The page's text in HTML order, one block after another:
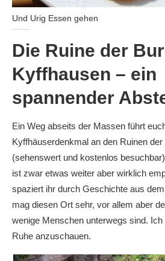
Und Urig Essen gehen
Die Ruine der
Kyffhausen – ein
spannender
Ein Weg abseits der Massen führt
Kyffhäuserdenkmal an den Ruinen
(sehenswert und kostenlos
ist zwar etwas weiter aber wirklich
spaziert ihr durch Geschichte aus
mag diesen Ort sehr, vor allem aber
wenige Menschen unterwegs sind.
Ruhe anzuschauen.